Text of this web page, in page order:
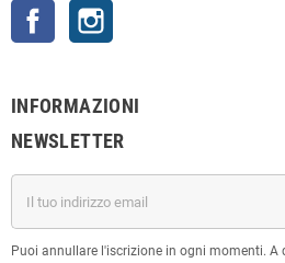
Facebook
INFORMAZIONI
NEWSLETTER
Puoi annullare l'iscrizione in ogni momenti. A